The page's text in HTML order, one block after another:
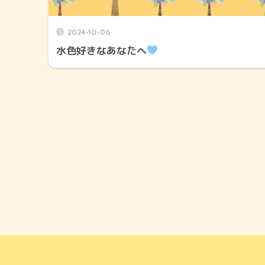
2024-10-06
水色好きなあなたへ